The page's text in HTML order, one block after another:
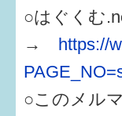
○はぐくむ
→ https://
○このメル